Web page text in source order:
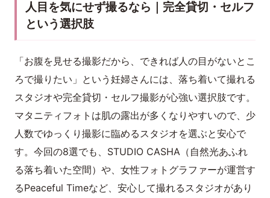
人目を気にせず撮るなら｜完全貸切・セルフ
という選択肢
「お腹を見せる撮影だから、できれば人の目がないとこ
ろで撮りたい」という妊婦さんには、落ち着いて撮れる
スタジオや完全貸切・セルフ撮影が心強い選択肢です。
マタニティフォトは肌の露出が多くなりやすいので、少
人数でゆっくり撮影に臨めるスタジオを選ぶと安心で
す。今回の8選でも、STUDIO CASHA（自然光あふれ
る落ち着いた空間）や、女性フォトグラファーが運営す
るPeaceful Timeなど、安心して撮れるスタジオがあり